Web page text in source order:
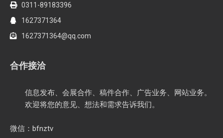
0311-89183396
1627371364
1627371364@qq.com
合作接洽
信息发布、会展合作、稿件合作、广告业务、网站业务。
欢迎将您的意见、想法和需求告诉我们。
微信：bfnztv